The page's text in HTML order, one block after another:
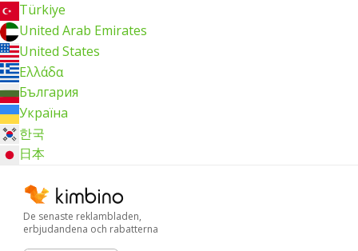
Türkiye
United Arab Emirates
United States
Ελλάδα
България
Україна
한국
日本
De senaste reklambladen,
erbjudandena och rabatterna